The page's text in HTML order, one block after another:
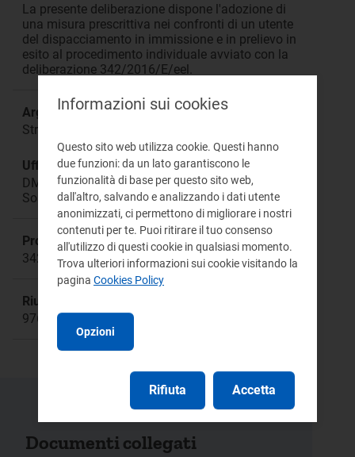
La presente deliberazione dispone l'adozione di
una misura prescrittiva nei confronti di un utente
del dispacciamento in immissione e in prelievo in
esito al procedimento individuale avviato con la
deliberazione 342/2016/E/eel.
Argomento:
Strategie di programmazione e offerta degli UDD
Ufficio responsabile:
DMEA Direzione Mercati Energia all'Ingrosso e
Sostenibilità Ambientale
Procedimento:
342/2016/E/eel
Riunione:
976
Documenti collegati
Informazioni sui cookies
Questo sito web utilizza cookie. Questi hanno
due funzioni: da un lato garantiscono le
funzionalità di base per questo sito web,
dall'altro, salvando e analizzando i dati utente
anonimizzati, ci permettono di migliorare i nostri
contenuti per te. Puoi ritirare il tuo consenso
all'utilizzo di questi cookie in qualsiasi momento.
Trova ulteriori informazioni sui cookie visitando la
pagina Cookies Policy
Opzioni
Rifiuta Accetta